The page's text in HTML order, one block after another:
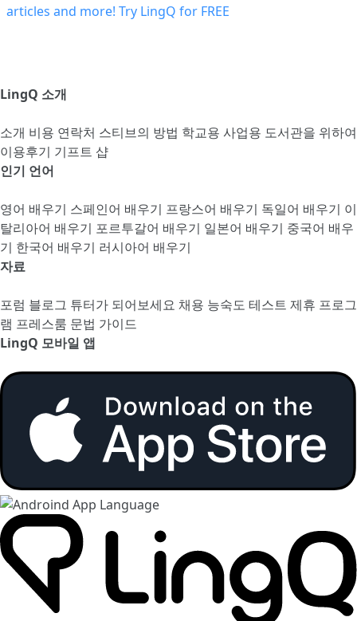
LingQ 소개
소개 비용 연락처 스티브의 방법 학교용 사업용 도서관을 위하여
이용후기 기프트 샵
인기 언어
영어 배우기 스페인어 배우기 프랑스어 배우기 독일어 배우기 이
탈리아어 배우기 포르투갈어 배우기 일본어 배우기 중국어 배우
기 한국어 배우기 러시아어 배우기
자료
포럼 블로그 튜터가 되어보세요 채용 능숙도 테스트 제휴 프로그
램 프레스룸 문법 가이드
LingQ 모바일 앱